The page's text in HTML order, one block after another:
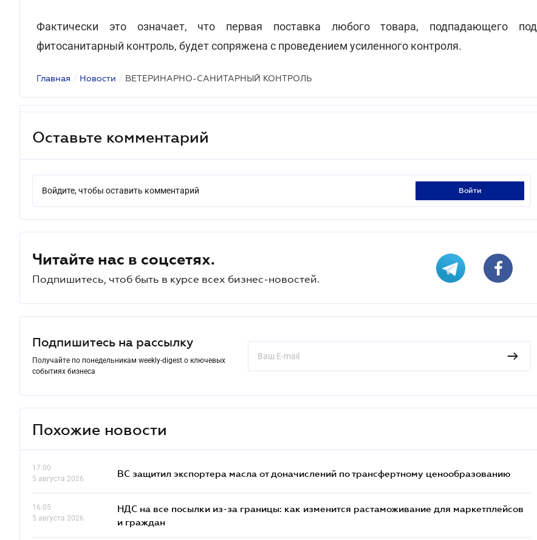
Фактически это означает, что первая поставка любого товара, подпадающего под
фитосанитарный контроль, будет сопряжена с проведением усиленного контроля.
Главная / Новости / ВЕТЕРИНАРНО-САНИТАРНЫЙ КОНТРОЛЬ
Оставьте комментарий
Войдите, чтобы оставить комментарий войти
Читайте нас в соцсетях.
Подпишитесь, чтоб быть в курсе всех бизнес-новостей.
Подпишитесь на рассылку
Получайте по понедельникам weekly-digest о ключевых
событиях бизнеса
Похожие новости
17.00
5 августа 2026
ВС защитил экспортера масла от доначислений по трансфертному ценообразованию
16.05
5 августа 2026
НДС на все посылки из-за границы: как изменится растаможивание для маркетплейсов
и граждан